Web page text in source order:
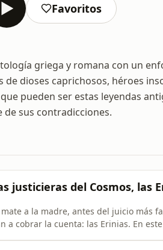
Favoritos
griega y romana con un
de dioses caprichosos, héroes
pueden ser estas leyendas
sus contradicciones.
justicieras del Cosmos, las
a la madre, antes del juicio más
las Erinias. En este minisodio hablamos de las tres diosas